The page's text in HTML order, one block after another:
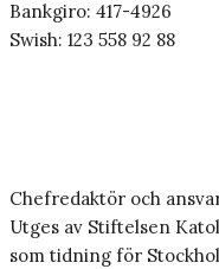
Bankgiro: 417-4926
Swish: 123 558 92 88
Chefredaktör och
Utges av Stiftelsen
som tidning för